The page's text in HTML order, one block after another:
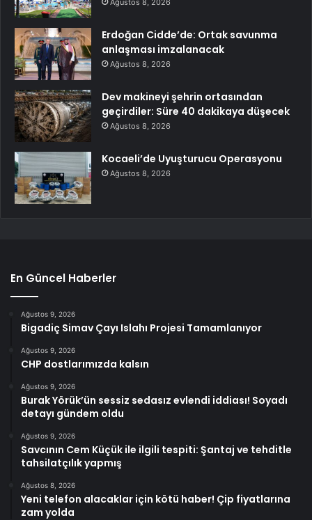
Ağustos 8, 2026
Erdoğan Cidde’de: Ortak savunma
anlaşması imzalanacak
Ağustos 8, 2026
Dev makineyi şehrin ortasından
geçirdiler: Süre 40 dakikaya düşecek
Ağustos 8, 2026
Kocaeli’de Uyuşturucu Operasyonu
Ağustos 8, 2026
En Güncel Haberler
Ağustos 9, 2026
Bigadiç Simav Çayı Islahı Projesi Tamamlanıyor
Ağustos 9, 2026
CHP dostlarımızda kalsın
Ağustos 9, 2026
Burak Yörük’ün sessiz sedasız evlendi iddiası! Soyadı
detayı gündem oldu
Ağustos 9, 2026
Savcının Cem Küçük ile ilgili tespiti: Şantaj ve tehditle
tahsilatçılık yapmış
Ağustos 8, 2026
Yeni telefon alacaklar için kötü haber! Çip fiyatlarına
zam yolda